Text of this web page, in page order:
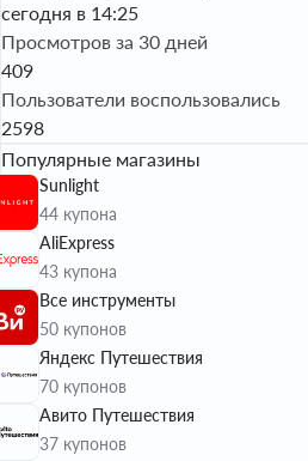
сегодня в 14:25
Просмотров за 30 дней
409
Пользователи воспользовались
2598
Популярные магазины
Sunlight
44 купона
AliExpress
43 купона
Все инструменты
50 купонов
Яндекс Путешествия
70 купонов
Авито Путешествия
37 купонов